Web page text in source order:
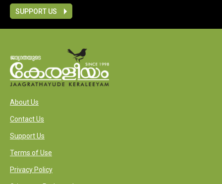
SUPPORT US
About Us
Contact Us
Support Us
Terms of Use
Privacy Policy